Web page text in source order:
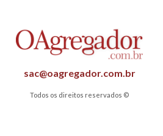
sac@oagregador.com.br
Todos os direitos reservados ©